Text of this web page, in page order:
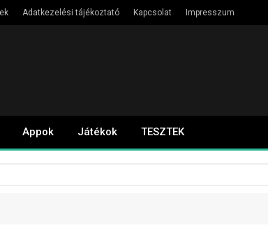
Adatkezelési tájékoztató Kapcsolat Impresszum
Appok Játékok TESZTEK